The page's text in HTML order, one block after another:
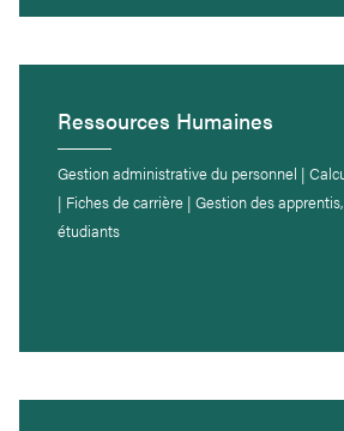
Ressources Humaines
Gestion administrative du personnel |
| Fiches de carrière | Gestion des
étudiants